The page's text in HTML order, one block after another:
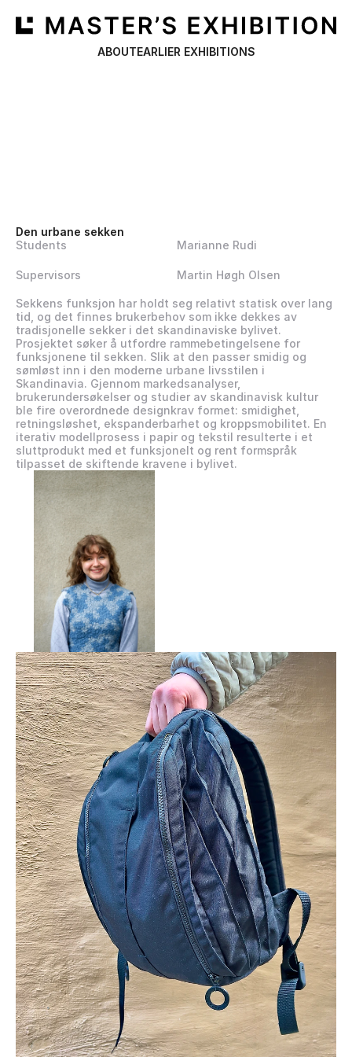
ABOUTEARLIER EXHIBITIONS
Den urbane sekken
Students
Marianne Rudi
Supervisors Martin Høgh Olsen
Sekkens funksjon har holdt seg relativt statisk over lang
tid, og det finnes brukerbehov som ikke dekkes av
tradisjonelle sekker i det skandinaviske bylivet.
Prosjektet søker å utfordre rammebetingelsene for
funksjonene til sekken. Slik at den passer smidig og
sømløst inn i den moderne urbane livsstilen i
Skandinavia. Gjennom markedsanalyser,
brukerundersøkelser og studier av skandinavisk kultur
ble fire overordnede designkrav formet: smidighet,
retningsløshet, ekspanderbarhet og kroppsmobilitet. En
iterativ modellprosess i papir og tekstil resulterte i et
sluttprodukt med et funksjonelt og rent formspråk
tilpasset de skiftende kravene i bylivet.